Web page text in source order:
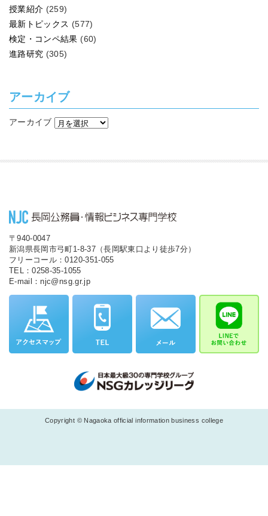
授業紹介 (259)
最新トピックス (577)
検定・コンペ結果 (60)
進路研究 (305)
アーカイブ
アーカイブ
〒940-0047
新潟県長岡市弓町1-8-37（長岡駅東口より徒歩7分）
フリーコール：0120-351-055
TEL：0258-35-1055
E-mail：njc@nsg.gr.jp
Copyright © Nagaoka official information business college